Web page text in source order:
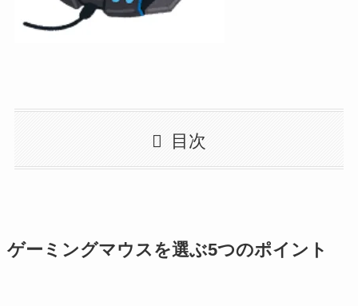
目次
ゲーミングマウスを選ぶ5つのポイント